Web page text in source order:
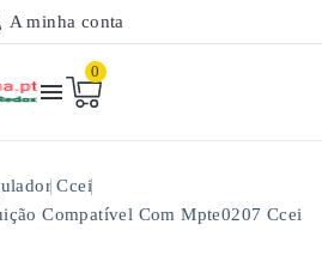
A minha conta

0
Ccei
Compatível Com Mpte0207 Ccei